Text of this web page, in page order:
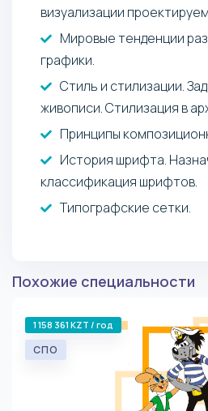
визуализации
Мировые тенденции
графики.
Стиль и стилизации.
живописи. Стилизация в
Принципы
История шрифта.
классификация шрифтов.
Типографские сетки.
Похожие специальности
1 158 361 KZT / год
СПО